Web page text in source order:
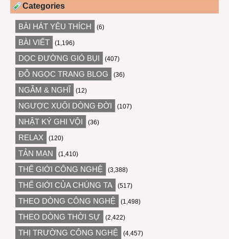
Categories
BÀI HÁT YÊU THÍCH (6)
BÀI VIẾT (1,196)
DỌC ĐƯỜNG GIÓ BỤI (407)
ĐỖ NGỌC TRANG BLOG (36)
NGẪM & NGHĨ (12)
NGƯỢC XUÔI DÒNG ĐỜI (107)
NHẬT KÝ GHI VỘI (36)
RELAX (120)
TẢN MẠN (1,410)
THẾ GIỚI CÔNG NGHỆ (3,388)
THẾ GIỚI CỦA CHÚNG TA (517)
THEO DÒNG CÔNG NGHỆ (1,498)
THEO DÒNG THỜI SỰ (2,422)
THỊ TRƯỜNG CÔNG NGHỆ (4,457)